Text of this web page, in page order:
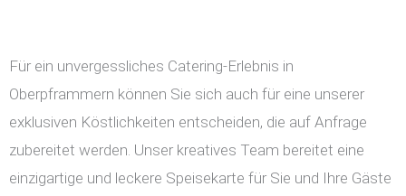
Für ein unvergessliches Catering-Erlebnis in
Oberpframmern können Sie sich auch für eine unserer
exklusiven Köstlichkeiten entscheiden, die auf Anfrage
zubereitet werden. Unser kreatives Team bereitet eine
einzigartige und leckere Speisekarte für Sie und Ihre Gäste